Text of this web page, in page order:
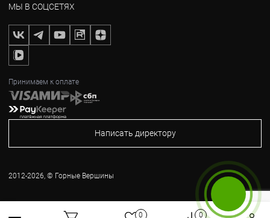
МЫ В СОЦСЕТЯХ
Принимаем к оплате
Написать директору
2012-2026, © Горные Вершины
0 0
Бесплатный звонок